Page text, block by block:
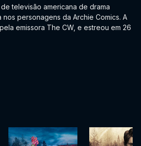
televisão americana de drama
personagens da Archie Comics. A
emissora The CW, e estreou em 26